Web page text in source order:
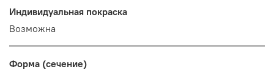
Индивидуальная покраска
Возможна
Форма (сечение)